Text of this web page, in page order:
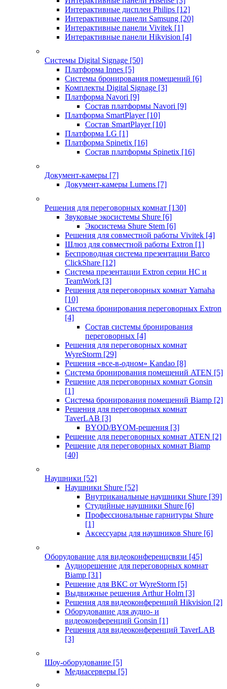
Интерактивные дисплеи Philips [12]
Интерактивные панели Samsung [20]
Интерактивные панели Vivitek [1]
Интерактивные панели Hikvision [4]
Системы Digital Signage [50]
Платформа Innes [5]
Системы бронирования помещений [6]
Комплекты Digital Signage [3]
Платформа Navori [9]
Состав платформы Navori [9]
Платформа SmartPlayer [10]
Состав SmartPlayer [10]
Платформа LG [1]
Платформа Spinetix [16]
Состав платформы Spinetix [16]
Документ-камеры [7]
Документ-камеры Lumens [7]
Решения для переговорных комнат [130]
Звуковые экосистемы Shure [6]
Экосистема Shure Stem [6]
Решения для совместной работы Vivitek [4]
Шлюз для совместной работы Extron [1]
Беспроводная система презентации Barco
ClickShare [12]
Система презентации Extron серии HC и
TeamWork [3]
Решения для переговорных комнат Yamaha
[10]
Система бронирования переговорных Extron
[4]
Состав системы бронирования
переговорных [4]
Решения для переговорных комнат
WyreStorm [29]
Решения «все-в-одном» Kandao [8]
Система бронирования помещений ATEN [5]
Решение для переговорных комнат Gonsin
[1]
Система бронирования помещений Biamp [2]
Решения для переговорных комнат
TaverLAB [3]
BYOD/BYOM-решения [3]
Решение для переговорных комнат ATEN [2]
Решение для переговорных комнат Biamp
[40]
Наушники [52]
Наушники Shure [52]
Внутриканальные наушники Shure [39]
Студийные наушники Shure [6]
Профессиональные гарнитуры Shure
[1]
Аксессуары для наушников Shure [6]
Оборудование для видеоконференцсвязи [45]
Аудиорешение для переговорных комнат
Biamp [31]
Решение для ВКС от WyreStorm [5]
Выдвижные решения Arthur Holm [3]
Решения для видеоконференций Hikvision [2]
Оборудование для аудио- и
видеоконференций Gonsin [1]
Решения для видеоконференций TaverLAB
[3]
Шоу-оборудование [5]
Медиасерверы [5]